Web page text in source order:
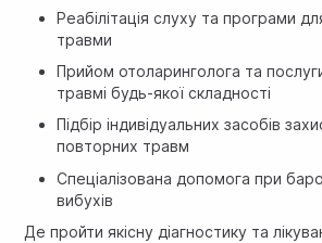
Реабілітація слуху та програми
травми
Прийом отоларинголога та
травмі будь-якої складності
Підбір індивідуальних засобів
повторних травм
Спеціалізована допомога при
вибухів
Де пройти якісну діагностику та